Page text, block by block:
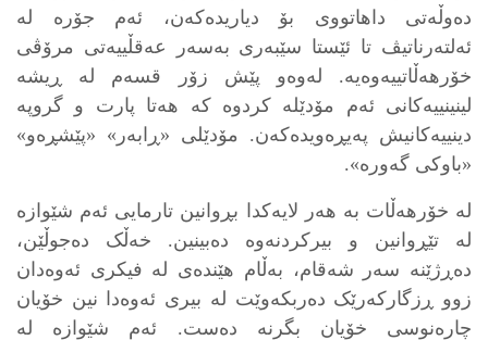
دەوڵەتی داهاتووی بۆ دیاریدەکەن، ئەم جۆرە لە
ئەلتەرناتیڤ تا ئێستا سێبەری بەسەر عەقڵییەتی مرۆڤی
خۆرهەڵاتییەوەیە. لەوەو پێش زۆر قسەم لە ڕیشە
لینینییەکانی ئەم مۆدێلە کردوە کە هەتا پارت و گروپە
دینییەکانیش پەیڕەویدەکەن. مۆدێلی «ڕابەر» «پێشڕەو»
«باوکی گەورە».
لە خۆرهەڵات بە هەر لایەکدا بڕوانین تارمایی ئەم شێوازە
لە تێڕوانین و بیرکردنەوە دەبینین. خەڵک دەجوڵێن،
دەڕژێنە سەر شەقام، بەڵام هێندەی لە فیکری ئەوەدان
زوو ڕزگارکەرێک دەربکەوێت لە بیری ئەوەدا نین خۆیان
چارەنوسی خۆیان بگرنە دەست. ئەم شێوازە لە